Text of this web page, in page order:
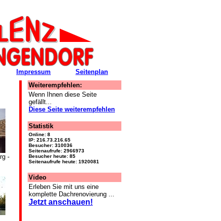
-
Weiterempfehlen:
Wenn Ihnen diese Seite
gefällt...
Diese Seite weiterempfehlen
Statistik
Online: 8
IP: 216.73.216.65
Besucher: 310036
Seitenaufrufe: 2966973
Besucher heute: 85
Seitenaufrufe heute: 1920081
Video
Erleben Sie mit uns eine
komplette Dachrenovierung ...
Jetzt anschauen!
Impressum Seitenplan